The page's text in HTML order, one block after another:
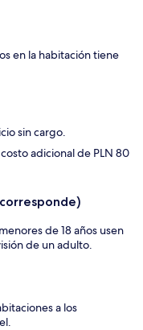
en la habitación tiene
sin cargo.
adicional de PLN 80
de 18 años usen
de un adulto.
a los